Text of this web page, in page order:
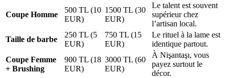
Coupe Homme
500 TL (10
EUR)
1500 TL (30
EUR)
Le talent est souvent
supérieur chez
l’artisan local.
Taille de barbe
250 TL (5
EUR)
750 TL (15
EUR)
Le rituel à la lame est
identique partout.
Coupe Femme
+ Brushing
900 TL (18
EUR)
3000 TL (60
EUR)
À Nişantaşı, vous
payez surtout le
décor.